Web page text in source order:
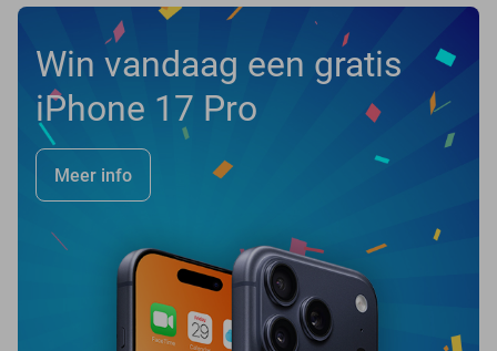
Win vandaag een gratis
iPhone 17 Pro
Meer info